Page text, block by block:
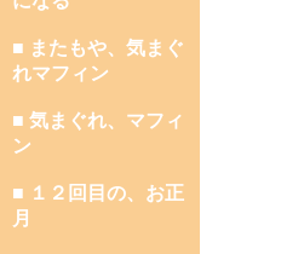
■ またもや、気まぐ
れマフィン
■ 気まぐれ、マフィ
ン
■ １２回目の、お正
月